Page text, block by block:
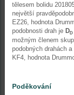
tělesem bolidu
největší
EZ26, hodnota
podobnosti drah je D D
možným členem
podobných drahách
KF4, hodnota
Poděkování